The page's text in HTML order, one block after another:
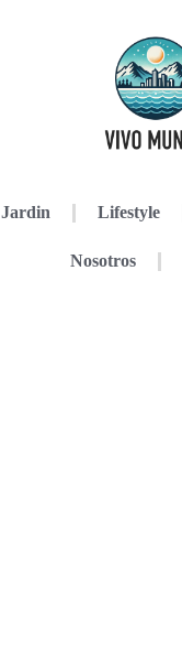
Jardin Lifestyle
Nosotros